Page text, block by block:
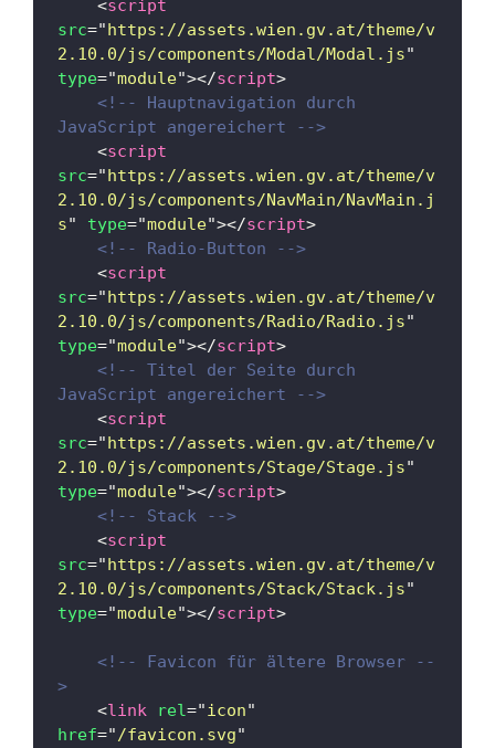
<script
src="https://assets.wien.gv.at/theme/v
2.10.0/js/components/Modal/Modal.js"
type="module"></script>
<!-- Hauptnavigation durch
JavaScript angereichert -->
<script
src="https://assets.wien.gv.at/theme/v
2.10.0/js/components/NavMain/NavMain.j
s" type="module"></script>
<!-- Radio-Button -->
<script
src="https://assets.wien.gv.at/theme/v
2.10.0/js/components/Radio/Radio.js"
type="module"></script>
<!-- Titel der Seite durch
JavaScript angereichert -->
<script
src="https://assets.wien.gv.at/theme/v
2.10.0/js/components/Stage/Stage.js"
type="module"></script>
<!-- Stack -->
<script
src="https://assets.wien.gv.at/theme/v
2.10.0/js/components/Stack/Stack.js"
type="module"></script>
<!-- Favicon für ältere Browser --
>
<link rel="icon"
href="/favicon.svg"